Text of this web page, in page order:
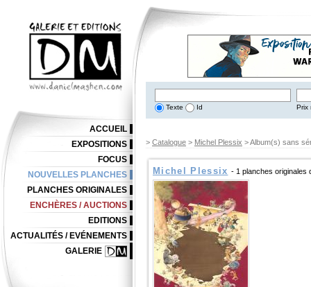
Texte Id Prix
> Catalogue > Michel Plessix > Album(s) sans
Michel Plessix - 1 planches originales
ACCUEIL
EXPOSITIONS
FOCUS
NOUVELLES PLANCHES
PLANCHES ORIGINALES
ENCHÈRES / AUCTIONS
EDITIONS
ACTUALITÉS / EVÉNEMENTS
GALERIE